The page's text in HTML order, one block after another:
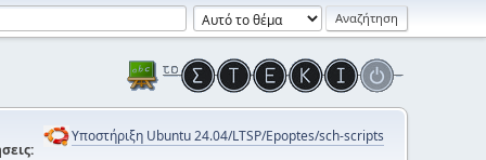
Υποστήριξη Ubuntu 24.04/LTSP/Epoptes/sch-scripts